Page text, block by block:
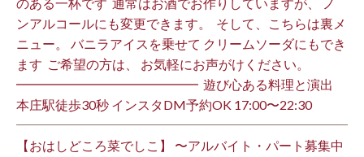
ンアルコールにも変更できます。 ⁡ そして、こちらは裏メ
ニュー。 バニラアイスを乗せて クリームソーダにもでき
ます ⁡ ご希望の方は、 お気軽にお声がけください。 ⁡
━━━━━━━━━━━━━━ ⁡ 遊び心ある料理と演出
本庄駅徒歩30秒 インスタDM予約OK 17:00〜22:30 ⁡
【おはしどころ菜でしこ】 〜アルバイト・パート募集中